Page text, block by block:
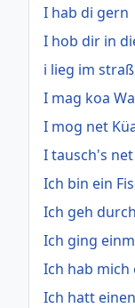
I hab di gern
I hob dir in
i lieg im
I mag koa
I mog net
I tausch's
Ich bin ein
Ich geh
Ich ging
Ich hab mich
Ich hatt